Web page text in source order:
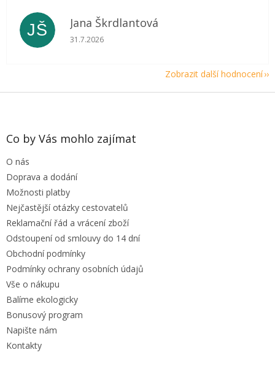
JŠ Jana Škrdlantová
Hodnocení obchodu je 5 z 5 hvězdiček.
31.7.2026
Zobrazit další hodnocení
Z
Co by Vás mohlo zajímat
O nás
Doprava a dodání
Možnosti platby
Nejčastější otázky cestovatelů
Reklamační řád a vrácení zboží
Odstoupení od smlouvy do 14 dní
Obchodní podmínky
Podmínky ochrany osobních údajů
Vše o nákupu
Balíme ekologicky
Bonusový program
Napište nám
Kontakty